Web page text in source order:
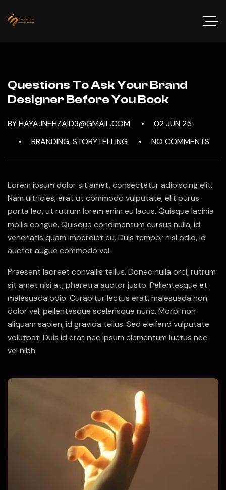
Questions To Ask Your Brand
Designer Before You Book
BY HAYAJNEHZAID3@GMAIL.COM
02 JUN 25
BRANDING,STORYTELLING NO COMMENTS
Lorem ipsum dolor sit amet, consectetur adipiscing elit.
Nam ultricies, erat ut commodo vulputate, elit purus
porta leo, ut rutrum lorem enim eu lacus. Quisque lacinia
mollis congue. Quisque condimentum cursus nulla, id
venenatis quam imperdiet eu. Duis tempor nisl odio, id
auctor augue commodo vel.
Praesent laoreet convallis tellus. Donec nulla orci, rutrum
sit amet nisi at, pharetra auctor justo. Pellentesque et
malesuada odio. Curabitur lectus erat, malesuada non
dolor vel, pellentesque scelerisque nunc. Morbi non
aliquam sapien, id gravida tellus. Sed eleifend vulputate
volutpat. Duis id erat nec ipsum elementum luctus nec
vel nibh.